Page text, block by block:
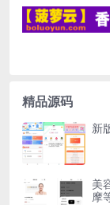
精品源码
新
美容
摩